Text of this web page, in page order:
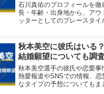
石川真佑のプロフィールを徹
長・年齢・出身地から、アウ
ッターとしてのプレースタイ
秋本美空に彼氏はいる
結婚願望についても調査
秋本美空選手の彼氏や恋愛事
熱愛報道やSNSでの情報、恋
なタイプの予想についてもま